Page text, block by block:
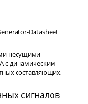
несущими
с динамическим
составляющих,
сигналов